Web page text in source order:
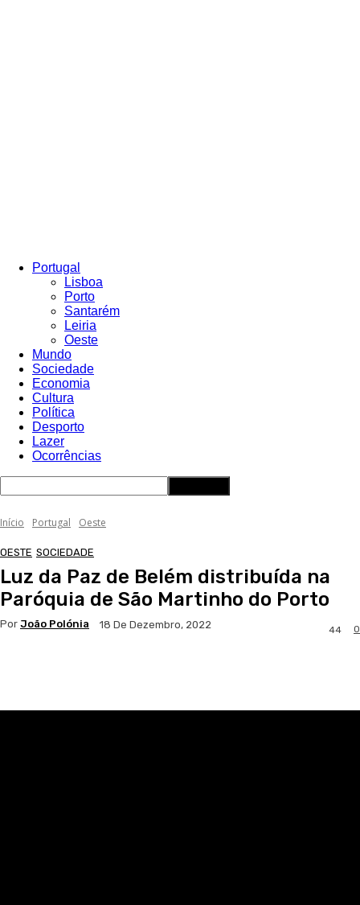
Portugal
Lisboa
Porto
Santarém
Leiria
Oeste
Mundo
Sociedade
Economia
Cultura
Política
Desporto
Lazer
Ocorrências
Início Portugal Oeste
OESTE SOCIEDADE
Luz da Paz de Belém distribuída na
Paróquia de São Martinho do Porto
Por João Polónia 18 De Dezembro, 2022 0
44